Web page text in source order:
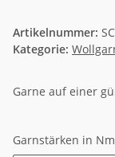
Artikelnummer:
Kategorie:
Garne auf einer
Garnstärken in Nm